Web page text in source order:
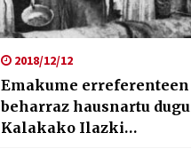
2018/12/12
Emakume erreferenteen
beharraz hausnartu dugu
Kalakako Ilazki